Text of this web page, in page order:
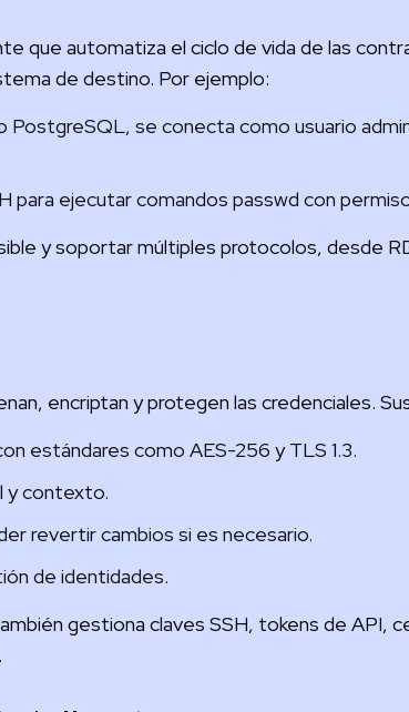
que automatiza el ciclo de vida de las
de destino. Por ejemplo:
PostgreSQL, se conecta como usuario
para ejecutar comandos passwd con
y soportar múltiples protocolos, desde
encriptan y protegen las credenciales.
estándares como AES-256 y TLS 1.3.
y contexto.
revertir cambios si es necesario.
de identidades.
gestiona claves SSH, tokens de API,